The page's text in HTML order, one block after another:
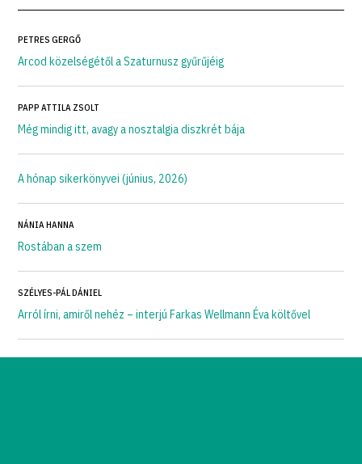
PETRES GERGŐ
Arcod közelségétől a Szaturnusz gyűrűjéig
PAPP ATTILA ZSOLT
Még mindig itt, avagy a nosztalgia diszkrét bája
A hónap sikerkönyvei (június, 2026)
NÁNIA HANNA
Rostában a szem
SZÉLYES-PÁL DÁNIEL
Arról írni, amiről nehéz – interjú Farkas Wellmann Éva költővel